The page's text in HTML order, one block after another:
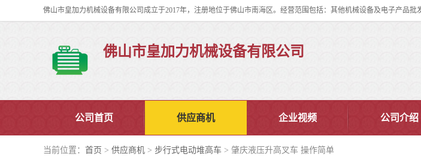
佛山市皇加力机械设备有限公司
公司首页 供应商机 企业视频 公司介绍
当前位置： 首页 > 供应商机 > 步行式电动堆高车 > 肇庆液压升高叉车 操作简单